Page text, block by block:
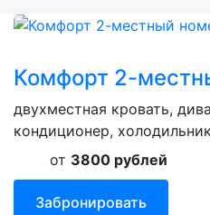
Комфорт 2-
двухместная кровать,
кондиционер,
от 3800 рублей
Забронировать